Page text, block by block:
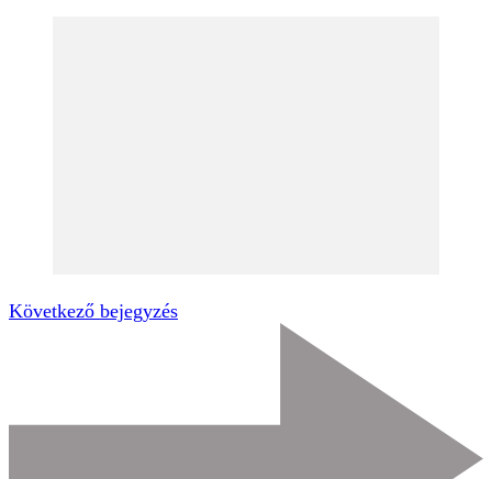
Következő bejegyzés